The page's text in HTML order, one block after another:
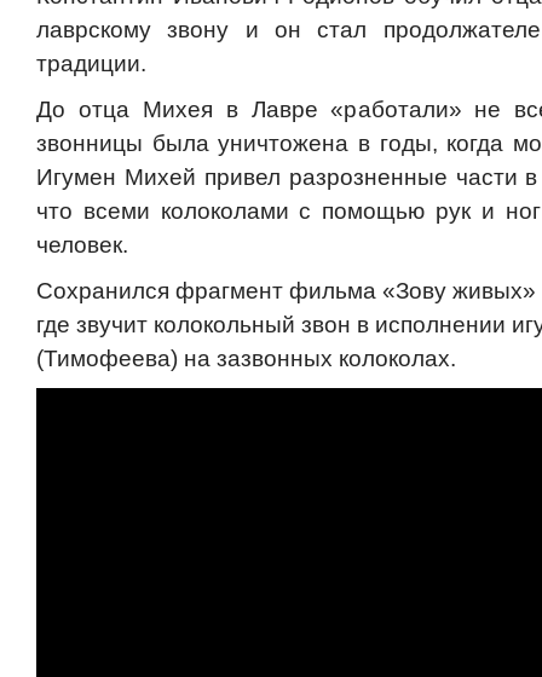
лаврскому звону и он стал
традиции.
До отца Михея в Лавре «работали» не
звонницы была уничтожена в годы, когда
Игумен Михей привел разрозненные части
что всеми колоколами с помощью рук и
человек.
Сохранился фрагмент фильма «Зову
где звучит колокольный звон в исполнении
(Тимофеева) на зазвонных колоколах.